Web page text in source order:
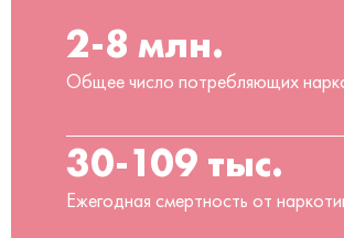
2-8 млн.
Общее число потребляющих
30-109 тыс.
Ежегодная смертность от